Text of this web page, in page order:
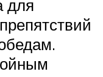
для